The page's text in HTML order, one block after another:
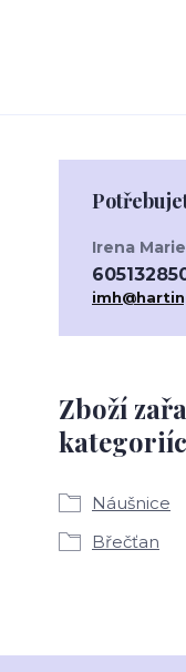
Zboží
Náušnice
Břečťan
Irena